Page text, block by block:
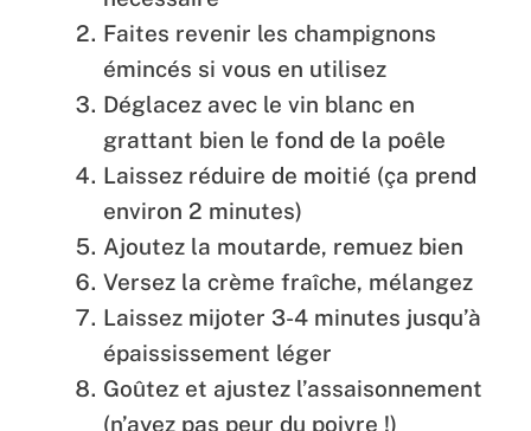
Faites revenir les champignons
émincés si vous en utilisez
Déglacez avec le vin blanc en
grattant bien le fond de la poêle
Laissez réduire de moitié (ça prend
environ 2 minutes)
Ajoutez la moutarde, remuez bien
Versez la crème fraîche, mélangez
Laissez mijoter 3-4 minutes jusqu’à
épaississement léger
Goûtez et ajustez l’assaisonnement
(n’ayez pas peur du poivre !)